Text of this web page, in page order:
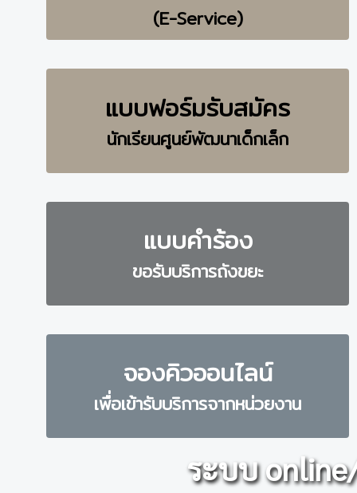
(E-Service)
แบบฟอร์มรับสมัคร
นักเรียนศูนย์พัฒนาเด็กเล็ก
แบบคำร้อง
ขอรับบริการถังขยะ
จองคิวออนไลน์
เพื่อเข้ารับบริการจากหน่วยงาน
ระบบ